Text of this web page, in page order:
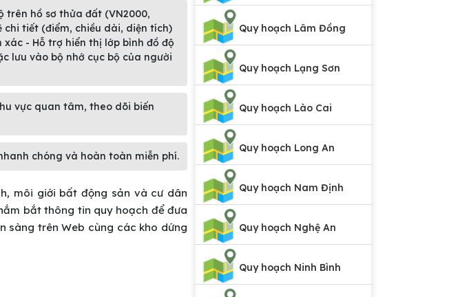
hồ sơ thửa đất (VN2000,
chi tiết (điểm, chiều dài, diện tích)
- Hỗ trợ hiển thị lớp bình đồ độ
lưu vào bộ nhớ cục bộ của người
vực quan tâm, theo dõi biến
chóng và hoàn toàn miễn phí.
môi giới bất động sản và cư dân
bắt thông tin quy hoạch để đưa
sàng trên Web cùng các kho dứng
Quy hoạch Lâm Đồng
Quy hoạch Lạng Sơn
Quy hoạch Lào Cai
Quy hoạch Long An
Quy hoạch Nam Định
Quy hoạch Nghệ An
Quy hoạch Ninh Bình